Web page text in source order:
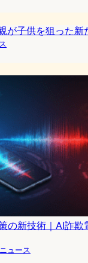
が子供を狙った新
の新技術｜AI詐
ュース